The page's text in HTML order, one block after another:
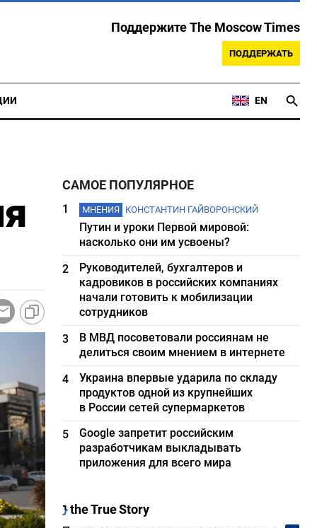
Поддержите The Moscow Times
ПОДДЕРЖАТЬ
EN
САМОЕ ПОПУЛЯРНОЕ
1 МНЕНИЯ КОНСТАНТИН ГАЙВОРОНСКИЙ
Путин и уроки Первой мировой:
насколько они им усвоены?
2
Руководителей, бухгалтеров и
кадровиков в российских компаниях
начали готовить к мобилизации
сотрудников
3
В МВД посоветовали россиянам не
делиться своим мнением в интернете
4
Украина впервые ударила по складу
продуктов одной из крупнейших
в России сетей супермаркетов
5
Google запретит российским
разработчикам выкладывать
приложения для всего мира